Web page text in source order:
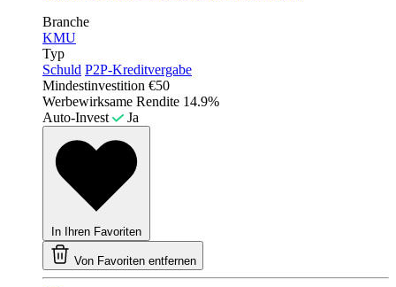
Branche
KMU
Typ
Schuld P2P-Kreditvergabe
Mindestinvestition €50
Werbewirksame Rendite 14.9%
Auto-Invest
Ja
In Ihren Favoriten
Von Favoriten entfernen